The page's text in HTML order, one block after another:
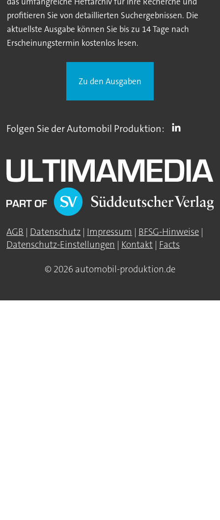
profitieren Sie von detaillierten Suchergebnissen. Die
aktuellste Ausgabe können Sie bis zu 14 Tage nach
Erscheinungstermin kostenlos lesen.
Zu den Ausgaben
Folgen Sie der Automobil Produktion:
AGB | Datenschutz | Impressum | BFSG-Hinweise |
Datenschutz-Einstellungen | Kontakt | Facts
© 2026 automobil-produktion.de